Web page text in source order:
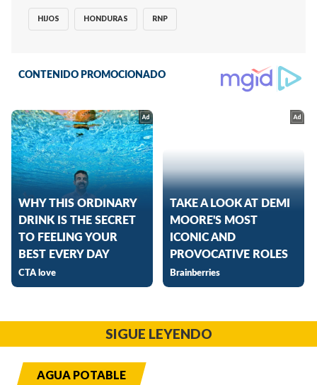
HIJOS HONDURAS RNP
SIGUE LEYENDO
AGUA POTABLE